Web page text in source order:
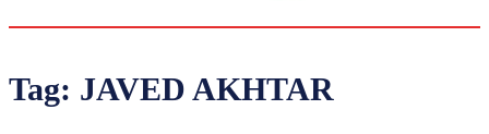
Tag: JAVED AKHTAR